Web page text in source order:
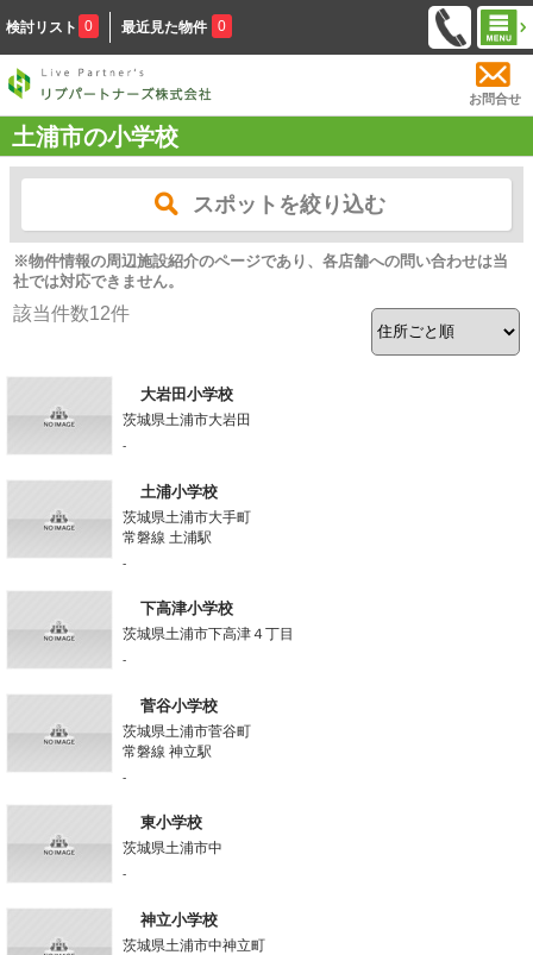
検討リスト 0 最近見た物件 0
お問合せ
土浦市の小学校
スポットを絞り込む
※物件情報の周辺施設紹介のページであり、各店舗への問い合わせは当
社では対応できません。
該当件数12件
大岩田小学校
茨城県土浦市大岩田
-
土浦小学校
茨城県土浦市大手町
常磐線 土浦駅
-
下高津小学校
茨城県土浦市下高津４丁目
-
菅谷小学校
茨城県土浦市菅谷町
常磐線 神立駅
-
東小学校
茨城県土浦市中
-
神立小学校
茨城県土浦市中神立町